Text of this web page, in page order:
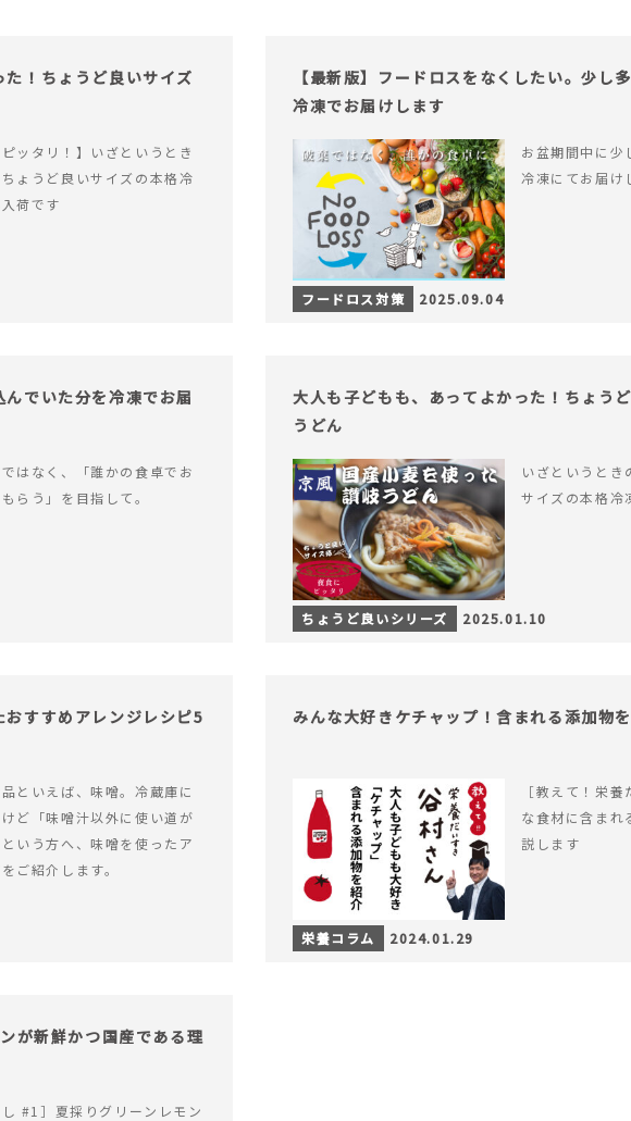
た！ちょうど良いサイズ
ピッタリ！】いざというとき
ょうど良いサイズの本格冷
荷です
【最新版】フードロスをなくしたい。少し
冷凍でお届けします
お盆期間中に少
冷凍にてお届け
フードロス対策 2025.09.04
でいた分を冷凍でお届
ではなく、「誰かの食卓でお
らう」を目指して。
大人も子どもも、あってよかった！ちょう
うどん
いざというとき
サイズの本格冷
ちょうど良いシリーズ 2025.01.10
すすめアレンジレシピ5
といえば、味噌。冷蔵庫に
ど「味噌汁以外に使い道が
いう方へ、味噌を使ったア
ご紹介します。
みんな大好きケチャップ！含まれる添加物
［教えて！栄
な食材に含まれ
説します
栄養コラム 2024.01.29
が新鮮かつ国産である理
し #1］夏採りグリーンレモン